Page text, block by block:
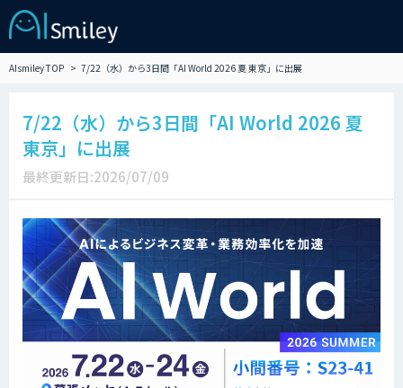
AIsmiley TOP 7/22（水）から3日間「AI World 2026 夏 東京」に出展
7/22（水）から3日間「AI World 2026 夏
東京」に出展
最終更新日:2026/07/09